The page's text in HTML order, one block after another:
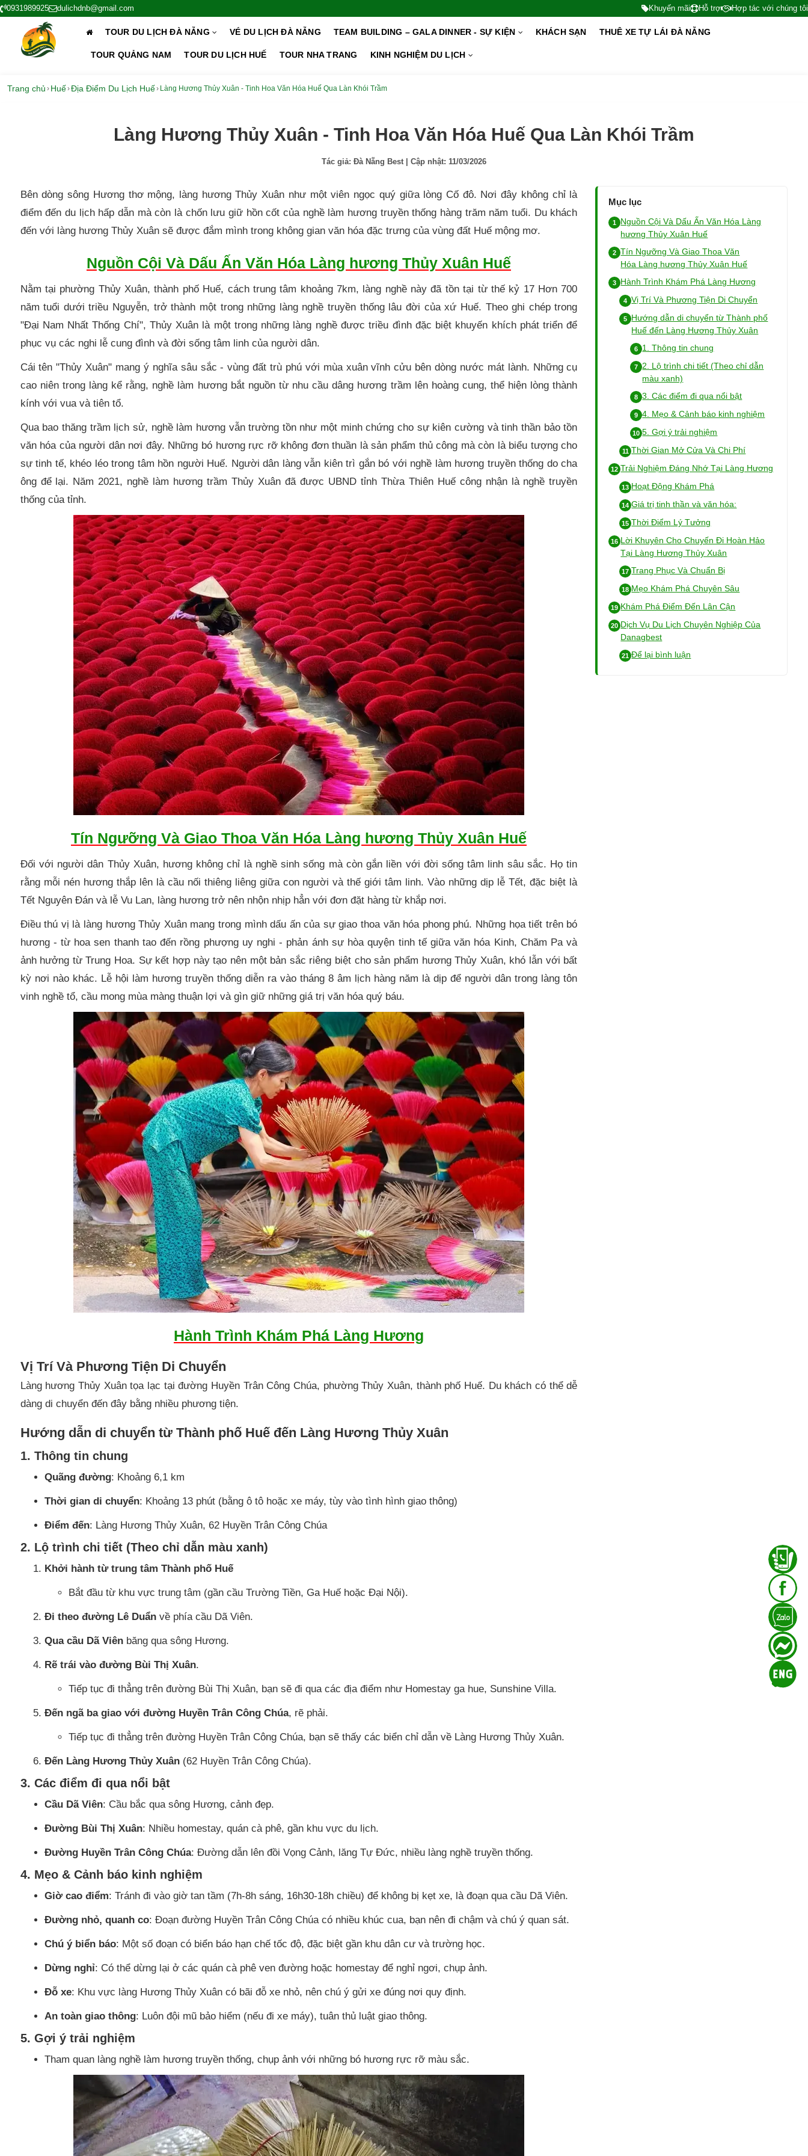
0931989925 dulichdnb@gmail.com Khuyến mãi Hỗ trợ Hợp tác với chúng tôi
TOUR DU LỊCH ĐÀ NẴNG VÉ DU LỊCH ĐÀ NẴNG TEAM BUILDING – GALA DINNER - SỰ KIỆN KHÁCH SẠN THUÊ XE TỰ LÁI ĐÀ NẴNG
TOUR QUẢNG NAM TOUR DU LỊCH HUẾ TOUR NHA TRANG KINH NGHIỆM DU LỊCH
Trang chủ › Huế›Địa Điểm Du Lịch Huế› Làng Hương Thủy Xuân - Tinh Hoa Văn Hóa Huế Qua Làn Khói Trầm
Làng Hương Thủy Xuân - Tinh Hoa Văn Hóa Huế Qua Làn Khói Trầm
Tác giả: Đà Nẵng Best| Cập nhật: 11/03/2026
Bên dòng sông Hương thơ mộng, làng hương Thủy Xuân như một viên ngọc quý giữa lòng Cố đô. Nơi đây không chỉ là
điểm đến du lịch hấp dẫn mà còn là chốn lưu giữ hồn cốt của nghề làm hương truyền thống hàng trăm năm tuổi. Du khách
đến với làng hương Thủy Xuân sẽ được đắm mình trong không gian văn hóa đặc trưng của vùng đất Huế mộng mơ.
Nguồn Cội Và Dấu Ấn Văn Hóa Làng hương Thủy Xuân Huế
Nằm tại phường Thủy Xuân, thành phố Huế, cách trung tâm khoảng 7km, làng nghề này đã tồn tại từ thế kỷ 17 Hơn 700
năm tuổi dưới triều Nguyễn, trở thành một trong những làng nghề truyền thống lâu đời của xứ Huế. Theo ghi chép trong
"Đại Nam Nhất Thống Chí", Thủy Xuân là một trong những làng nghề được triều đình đặc biệt khuyến khích phát triển để
phục vụ các nghi lễ cung đình và đời sống tâm linh của người dân.
Cái tên "Thủy Xuân" mang ý nghĩa sâu sắc - vùng đất trù phú với mùa xuân vĩnh cửu bên dòng nước mát lành. Những cụ
cao niên trong làng kể rằng, nghề làm hương bắt nguồn từ nhu cầu dâng hương trầm lên hoàng cung, thể hiện lòng thành
kính với vua và tiên tổ.
Qua bao thăng trầm lịch sử, nghề làm hương vẫn trường tồn như một minh chứng cho sự kiên cường và tinh thần bảo tồn
văn hóa của người dân nơi đây. Những bó hương rực rỡ không đơn thuần là sản phẩm thủ công mà còn là biểu tượng cho
sự tinh tế, khéo léo trong tâm hồn người Huế. Người dân làng vẫn kiên trì gắn bó với nghề làm hương truyền thống do cha
ông để lại. Năm 2021, nghề làm hương trầm Thủy Xuân đã được UBND tỉnh Thừa Thiên Huế công nhận là nghề truyền
thống của tỉnh.
Tín Ngưỡng Và Giao Thoa Văn Hóa Làng hương Thủy Xuân Huế
Đối với người dân Thủy Xuân, hương không chỉ là nghề sinh sống mà còn gắn liền với đời sống tâm linh sâu sắc. Họ tin
rằng mỗi nén hương thắp lên là cầu nối thiêng liêng giữa con người và thế giới tâm linh. Vào những dịp lễ Tết, đặc biệt là
Tết Nguyên Đán và lễ Vu Lan, làng hương trở nên nhộn nhịp hẳn với đơn đặt hàng từ khắp nơi.
Điều thú vị là làng hương Thủy Xuân mang trong mình dấu ấn của sự giao thoa văn hóa phong phú. Những họa tiết trên bó
hương - từ hoa sen thanh tao đến rồng phượng uy nghi - phản ánh sự hòa quyện tinh tế giữa văn hóa Kinh, Chăm Pa và
ảnh hưởng từ Trung Hoa. Sự kết hợp này tạo nên một bản sắc riêng biệt cho sản phẩm hương Thủy Xuân, khó lẫn với bất
kỳ nơi nào khác. Lễ hội làm hương truyền thống diễn ra vào tháng 8 âm lịch hàng năm là dịp để người dân trong làng tôn
vinh nghề tổ, cầu mong mùa màng thuận lợi và gìn giữ những giá trị văn hóa quý báu.
Hành Trình Khám Phá Làng Hương
Vị Trí Và Phương Tiện Di Chuyển
Làng hương Thủy Xuân tọa lạc tại đường Huyền Trân Công Chúa, phường Thủy Xuân, thành phố Huế. Du khách có thể dễ
dàng di chuyển đến đây bằng nhiều phương tiện.
Hướng dẫn di chuyển từ Thành phố Huế đến Làng Hương Thủy Xuân
1. Thông tin chung
Quãng đường: Khoảng 6,1 km
Thời gian di chuyển: Khoảng 13 phút (bằng ô tô hoặc xe máy, tùy vào tình hình giao thông)
Điểm đến: Làng Hương Thủy Xuân, 62 Huyền Trân Công Chúa
2. Lộ trình chi tiết (Theo chỉ dẫn màu xanh)
Khởi hành từ trung tâm Thành phố Huế
Bắt đầu từ khu vực trung tâm (gần cầu Trường Tiền, Ga Huế hoặc Đại Nội).
Đi theo đường Lê Duẩnvề phía cầu Dã Viên.
Qua cầu Dã Viênbăng qua sông Hương.
Rẽ trái vào đường Bùi Thị Xuân.
Tiếp tục đi thẳng trên đường Bùi Thị Xuân, bạn sẽ đi qua các địa điểm như Homestay ga hue, Sunshine Villa.
Đến ngã ba giao với đường Huyền Trân Công Chúa, rẽ phải.
Tiếp tục đi thẳng trên đường Huyền Trân Công Chúa, bạn sẽ thấy các biển chỉ dẫn về Làng Hương Thủy Xuân.
Đến Làng Hương Thủy Xuân(62 Huyền Trân Công Chúa).
3. Các điểm đi qua nổi bật
Cầu Dã Viên: Cầu bắc qua sông Hương, cảnh đẹp.
Đường Bùi Thị Xuân: Nhiều homestay, quán cà phê, gần khu vực du lịch.
Đường Huyền Trân Công Chúa: Đường dẫn lên đồi Vọng Cảnh, lăng Tự Đức, nhiều làng nghề truyền thống.
4. Mẹo & Cảnh báo kinh nghiệm
Giờ cao điểm: Tránh đi vào giờ tan tầm (7h-8h sáng, 16h30-18h chiều) để không bị kẹt xe, là đoạn qua cầu Dã Viên.
Đường nhỏ, quanh co: Đoạn đường Huyền Trân Công Chúa có nhiều khúc cua, bạn nên đi chậm và chú ý quan sát.
Chú ý biển báo: Một số đoạn có biển báo hạn chế tốc độ, đặc biệt gần khu dân cư và trường học.
Dừng nghỉ: Có thể dừng lại ở các quán cà phê ven đường hoặc homestay để nghỉ ngơi, chụp ảnh.
Đỗ xe: Khu vực làng Hương Thủy Xuân có bãi đỗ xe nhỏ, nên chú ý gửi xe đúng nơi quy định.
An toàn giao thông: Luôn đội mũ bảo hiểm (nếu đi xe máy), tuân thủ luật giao thông.
5. Gợi ý trải nghiệm
Tham quan làng nghề làm hương truyền thống, chụp ảnh với những bó hương rực rỡ màu sắc.
Mục lục
Nguồn Cội Và Dấu Ấn Văn Hóa Làng
hương Thủy Xuân Huế
Tín Ngưỡng Và Giao Thoa Văn
Hóa Làng hương Thủy Xuân Huế
Hành Trình Khám Phá Làng Hương
Vị Trí Và Phương Tiện Di Chuyển
Hướng dẫn di chuyển từ Thành phố
Huế đến Làng Hương Thủy Xuân
1. Thông tin chung
2. Lộ trình chi tiết (Theo chỉ dẫn
màu xanh)
3. Các điểm đi qua nổi bật
4. Mẹo & Cảnh báo kinh nghiệm
5. Gợi ý trải nghiệm
Thời Gian Mở Cửa Và Chi Phí
Trải Nghiệm Đáng Nhớ Tại Làng Hương
Hoạt Động Khám Phá
Giá trị tinh thần và văn hóa:
Thời Điểm Lý Tưởng
Lời Khuyên Cho Chuyến Đi Hoàn Hảo
Tại Làng Hương Thủy Xuân
Trang Phục Và Chuẩn Bị
Mẹo Khám Phá Chuyên Sâu
Khám Phá Điểm Đến Lân Cận
Dịch Vụ Du Lịch Chuyên Nghiệp Của
Danagbest
Để lại bình luận